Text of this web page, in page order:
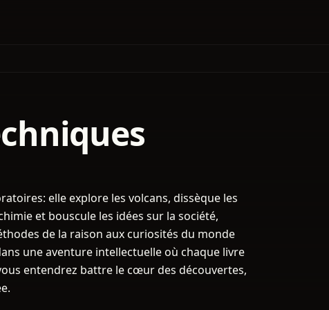
elle explore les volcans, dissèque les
et bouscule les idées sur la société,
de la raison aux curiosités du monde
une aventure intellectuelle où chaque livre
entendrez battre le cœur des découvertes,